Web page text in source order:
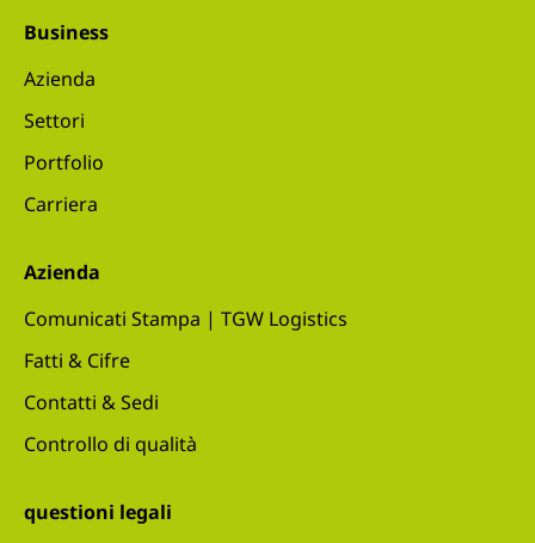
Business
Azienda
Settori
Portfolio
Carriera
Azienda
Comunicati Stampa | TGW Logistics
Fatti & Cifre
Contatti & Sedi
Controllo di qualità
questioni legali